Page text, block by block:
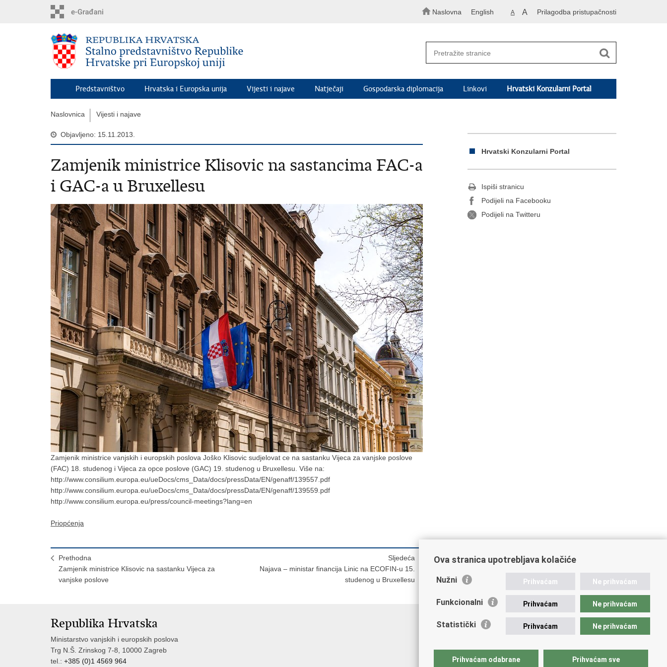
Naslovna English A A Prilagodba pristupačnosti
Predstavništvo Hrvatska i Europska unija Vijesti i najave Natječaji Gospodarska diplomacija Linkovi Hrvatski Konzularni Portal
Naslovnica Vijesti i najave
Objavljeno: 15.11.2013.
Zamjenik ministrice Klisovic na sastancima FAC-a
i GAC-a u Bruxellesu
Zamjenik ministrice vanjskih i europskih poslova Joško Klisovic sudjelovat ce na sastanku Vijeca za vanjske poslove
(FAC) 18. studenog i Vijeca za opce poslove (GAC) 19. studenog u Bruxellesu. Više na:
http://www.consilium.europa.eu/ueDocs/cms_Data/docs/pressData/EN/genaff/139557.pdf
http://www.consilium.europa.eu/ueDocs/cms_Data/docs/pressData/EN/genaff/139559.pdf
http://www.consilium.europa.eu/press/council-meetings?lang=en
Priopćenja
Prethodna
Zamjenik ministrice Klisovic na sastanku Vijeca za
vanjske poslove
Sljedeća
Najava – ministar financija Linic na ECOFIN-u 15.
studenog u Bruxellesu
Hrvatski Konzularni Portal
Ispiši stranicu
Podijeli na Facebooku
Podijeli na Twitteru
Republika Hrvatska
Ministarstvo vanjskih i europskih poslova
Trg N.Š. Zrinskog 7-8, 10000 Zagreb
tel.: +385 (0)1 4569 964
Ova stranica upotrebljava kolačiće
Nužni Prihvaćam Ne prihvaćam
Funkcionalni Prihvaćam Ne prihvaćam
Statistički Prihvaćam Ne prihvaćam
Prihvaćam odabrane Prihvaćam sve